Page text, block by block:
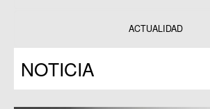
Programas
ACTUALIDAD
NOTICIA